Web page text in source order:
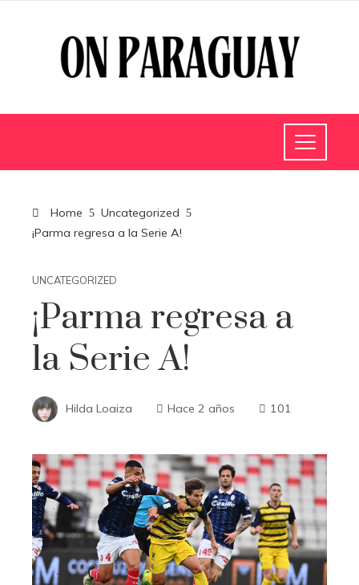
Home
Uncategorized
¡Parma regresa a la Serie A!
UNCATEGORIZED
¡Parma regresa a
la Serie A!
Hilda Loaiza Hace 2 años 101